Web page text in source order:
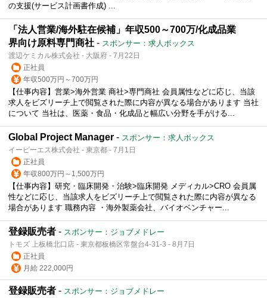
の支援(サービス計画書作成) ...
「法人営業/海外駐在候補」年収500～700万/化成品業
界向け原料専門商社 - スポンサー：求人ボックス
渡辺ケミカル株式会社 - 大阪府 - 7月22日
正社員
年収500万円～700万円
【仕事内容】営業>海外営業 商社>専門商社 会員属性などに応じ、当該
求人をビズリーチ上で閲覧された際に内容が異なる場合があります 当社
について 当社は、医薬・食品・化成品と幅広い分野を手がける...
Global Project Manager - スポンサー：求人ボックス
イーピーエス株式会社 - 東京都 - 7月1日
正社員
年収800万円～1,500万円
【仕事内容】研究・臨床開発・治験>臨床開発 メディカル>CRO 会員属
性などに応じ、当該求人をビズリーチ上で閲覧された際に内容が異なる
場合があります 職務内容 ・海外製薬会社、バイオベンチャー...
登録販売者 - スポンサー：ジョブメドレー
トモズ 上板橋北口店 - 東京都板橋区常盤台4-31-3 - 8月7日
正社員
月給 222,000円
登録販売者 - スポンサー：ジョブメドレー